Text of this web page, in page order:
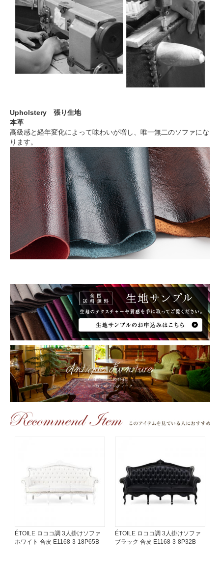
Upholstery 張り生地
本革
高級感と経年変化によって味わいが増し、唯一無二のソファにな
ります。
ÉTOILE ロココ調 3人掛けソファ
ホワイト 合皮 E1168-3-18P65B
ÉTOILE ロココ調 3人掛けソファ
ブラック 合皮 E1168-3-8P32B